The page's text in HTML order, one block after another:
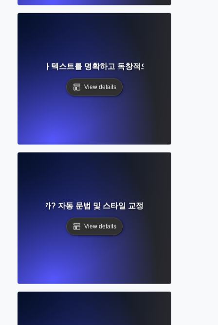
마트 도구가 텍스트를 명확하고 독창적으로 다시 작성하는
View details
란 무엇인가? 자동 문법 및 스타일 교정에 대한 완벽 가이드
View details